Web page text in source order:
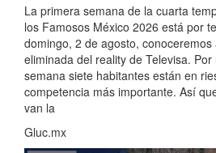
La primera semana de la cuarta
los Famosos México 2026 está por
domingo, 2 de agosto,
eliminada del reality de Televisa.
semana siete habitantes están en
competencia más importante. Así
van la
Gluc.mx